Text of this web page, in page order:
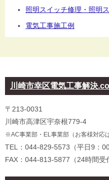
照明スイッチ修理・照明
電気工事施工例
川崎市幸区電気工事解決
〒213-0031
川崎市高津区宇奈根779-4
※AC事業部・EL事業部（お客様対応
TEL：044-829-5573（平日9：00
FAX：044-813-5877（24時間受